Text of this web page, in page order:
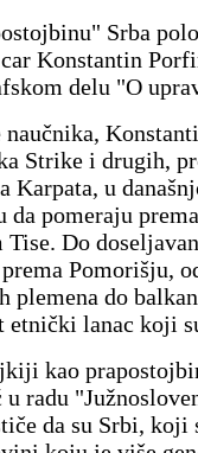
Srba
Konstantin
delu "O
Strike i drugih,
Karpata, u
da pomeraju
Do
Pomorišju,
plemena do
etnički lanac koji
kao
radu
da su Srbi, koji